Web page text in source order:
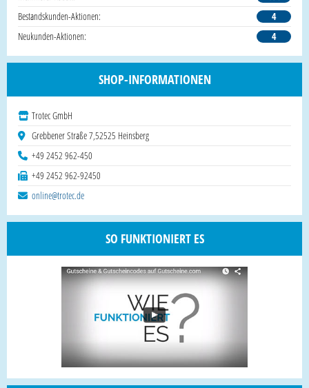
Bestandskunden-Aktionen:
4
Neukunden-Aktionen:
4
SHOP-INFORMATIONEN
Trotec GmbH
Grebbener Straße 7,52525 Heinsberg
+49 2452 962-450
+49 2452 962-92450
online@trotec.de
SO FUNKTIONIERT ES